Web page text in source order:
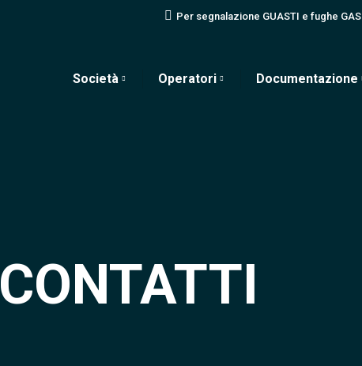
Per segnalazione GUASTI e fughe GAS
Società Operatori Documentazione
CONTATTI